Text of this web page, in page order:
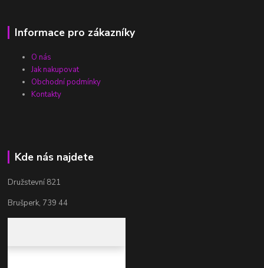
Informace pro zákazníky
O nás
Jak nakupovat
Obchodní podmínky
Kontakty
Kde nás najdete
Družstevní 821
Brušperk, 739 44